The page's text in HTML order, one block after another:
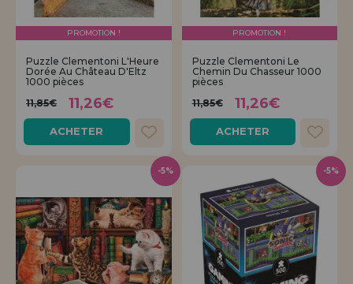
PROMOTION !
Puzzle Clementoni L'Heure
Dorée Au Château D'Eltz
1000 pièces
11,85€
11,26€
ACHETER
PROMOTION !
Puzzle Clementoni Le
Chemin Du Chasseur 1000
pièces
11,85€
11,26€
ACHETER
-5% -5%